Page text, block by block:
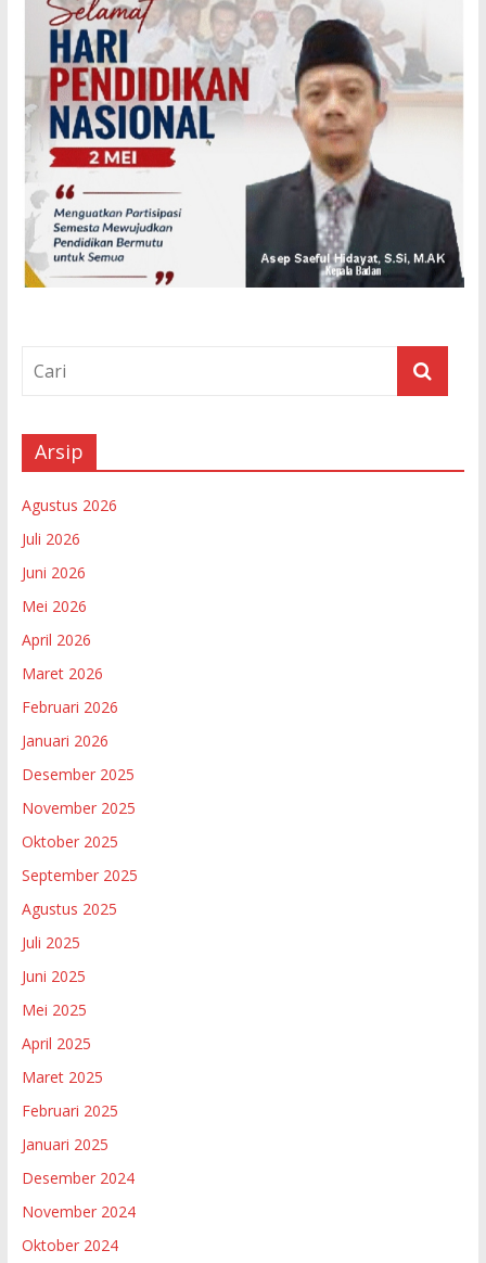
Arsip
Agustus 2026
Juli 2026
Juni 2026
Mei 2026
April 2026
Maret 2026
Februari 2026
Januari 2026
Desember 2025
November 2025
Oktober 2025
September 2025
Agustus 2025
Juli 2025
Juni 2025
Mei 2025
April 2025
Maret 2025
Februari 2025
Januari 2025
Desember 2024
November 2024
Oktober 2024